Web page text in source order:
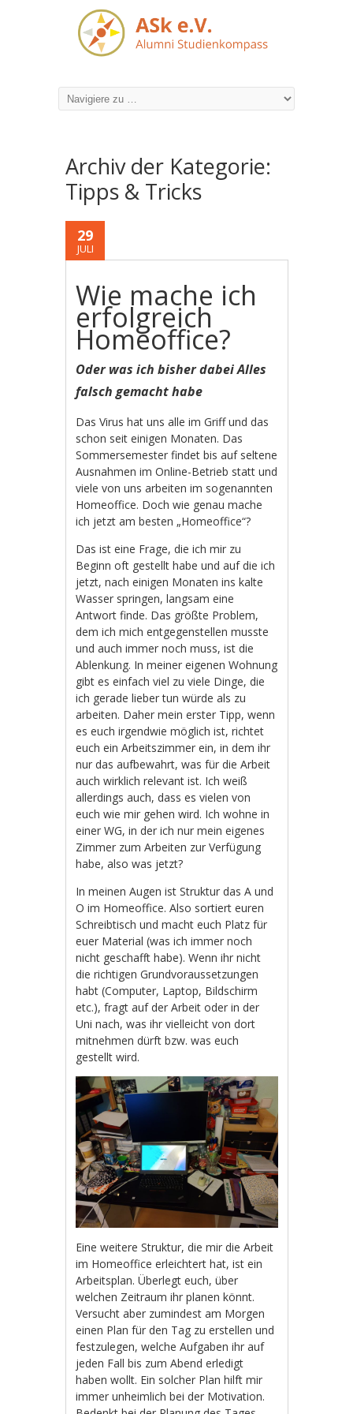
Archiv der Kategorie:
Tipps & Tricks
29
JULI
Wie mache ich
erfolgreich
Homeoffice?
Oder was ich bisher dabei Alles
falsch gemacht habe
Das Virus hat uns alle im Griff und das
schon seit einigen Monaten. Das
Sommersemester findet bis auf seltene
Ausnahmen im Online-Betrieb statt und
viele von uns arbeiten im sogenannten
Homeoffice. Doch wie genau mache
ich jetzt am besten „Homeoffice“?
Das ist eine Frage, die ich mir zu
Beginn oft gestellt habe und auf die ich
jetzt, nach einigen Monaten ins kalte
Wasser springen, langsam eine
Antwort finde. Das größte Problem,
dem ich mich entgegenstellen musste
und auch immer noch muss, ist die
Ablenkung. In meiner eigenen Wohnung
gibt es einfach viel zu viele Dinge, die
ich gerade lieber tun würde als zu
arbeiten. Daher mein erster Tipp, wenn
es euch irgendwie möglich ist, richtet
euch ein Arbeitszimmer ein, in dem ihr
nur das aufbewahrt, was für die Arbeit
auch wirklich relevant ist. Ich weiß
allerdings auch, dass es vielen von
euch wie mir gehen wird. Ich wohne in
einer WG, in der ich nur mein eigenes
Zimmer zum Arbeiten zur Verfügung
habe, also was jetzt?
In meinen Augen ist Struktur das A und
O im Homeoffice. Also sortiert euren
Schreibtisch und macht euch Platz für
euer Material (was ich immer noch
nicht geschafft habe). Wenn ihr nicht
die richtigen Grundvoraussetzungen
habt (Computer, Laptop, Bildschirm
etc.), fragt auf der Arbeit oder in der
Uni nach, was ihr vielleicht von dort
mitnehmen dürft bzw. was euch
gestellt wird.
Eine weitere Struktur, die mir die Arbeit
im Homeoffice erleichtert hat, ist ein
Arbeitsplan. Überlegt euch, über
welchen Zeitraum ihr planen könnt.
Versucht aber zumindest am Morgen
einen Plan für den Tag zu erstellen und
festzulegen, welche Aufgaben ihr auf
jeden Fall bis zum Abend erledigt
haben wollt. Ein solcher Plan hilft mir
immer unheimlich bei der Motivation.